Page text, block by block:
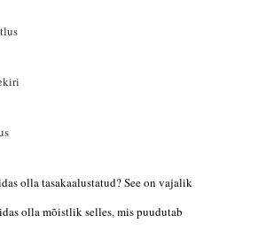
ollatasakaalustatud? See on vajalik
olla mõistlikselles, mis puudutab